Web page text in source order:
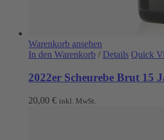
Warenkorb ansehen
In den Warenkorb / Details Quick
2022er Scheurebe Brut 15
20,00 € inkl. MwSt.